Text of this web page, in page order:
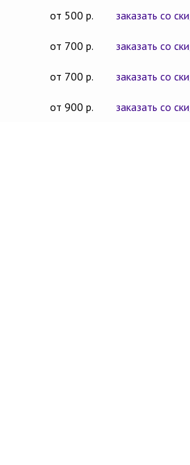
от 500 р. заказать со
от 700 р. заказать со
от 700 р. заказать со
от 900 р. заказать со